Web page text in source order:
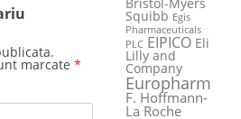
marcate *
Squibb Egis
Pharmaceuticals
PLC EIPICO Eli
Lilly and
Company
Europharm
F. Hoffmann-
La Roche